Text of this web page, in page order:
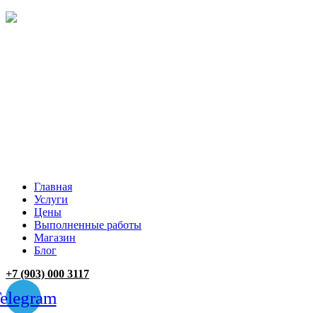
Главная
Услуги
Цены
Выполненные работы
Магазин
Блог
+7 (903) 000 3117